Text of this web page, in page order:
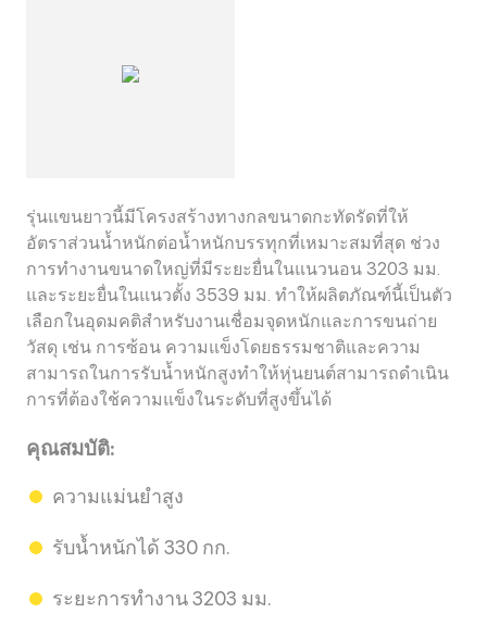
รุ่นแขนยาวนี้มีโครงสร้างทางกลขนาดกะทัดรัดที่ให้
อัตราส่วนน้ำหนักต่อน้ำหนักบรรทุกที่เหมาะสมที่สุด ช่วง
การทำงานขนาดใหญ่ที่มีระยะยื่นในแนวนอน 3203 มม.
และระยะยื่นในแนวตั้ง 3539 มม. ทำให้ผลิตภัณฑ์นี้เป็นตัว
เลือกในอุดมคติสำหรับงานเชื่อมจุดหนักและการขนถ่าย
วัสดุ เช่น การซ้อน ความแข็งโดยธรรมชาติและความ
สามารถในการรับน้ำหนักสูงทำให้หุ่นยนต์สามารถดำเนิน
การที่ต้องใช้ความแข็งในระดับที่สูงขึ้นได้
คุณสมบัติ:
ความแม่นยำสูง
รับน้ำหนักได้ 330 กก.
ระยะการทำงาน 3203 มม.